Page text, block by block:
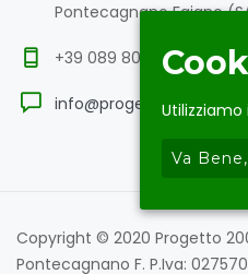
Pontecagnano Faiano
+39 089 808704
info@progettogroup.eu
Copyright © 2020 Progetto
Pontecagnano F. P.Iva:
Utilizziamo
Va